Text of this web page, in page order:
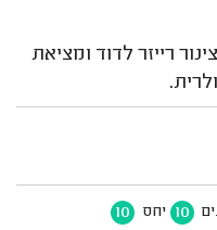
רייזר לדוד ומציאת
10 יחס 10